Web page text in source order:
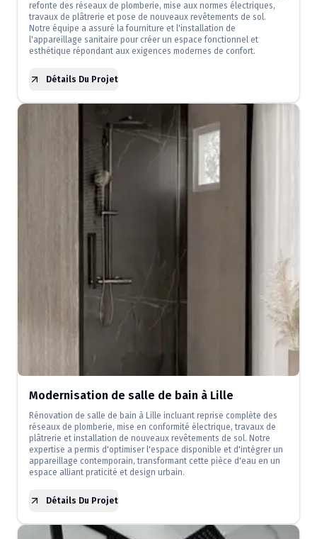
refonte des réseaux de plomberie, mise aux normes électriques,
travaux de plâtrerie et pose de nouveaux revêtements de sol.
Notre équipe a assuré la fourniture et l'installation de
l'appareillage sanitaire pour créer un espace fonctionnel et
esthétique répondant aux exigences modernes de confort.
Détails Du Projet
Modernisation de salle de bain à Lille
Rénovation de salle de bain à Lille incluant reprise complète des
réseaux de plomberie, mise en conformité électrique, travaux de
plâtrerie et installation de nouveaux revêtements de sol. Notre
expertise a permis d'optimiser l'espace disponible et d'intégrer un
appareillage contemporain, transformant cette pièce d'eau en un
espace alliant praticité et design urbain.
Détails Du Projet